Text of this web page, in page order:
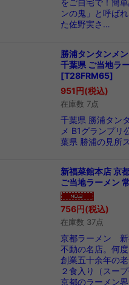
をご自宅で！簡
ンの鬼」と呼ば
た佐野実さ…
勝浦タンタンメ
千葉県 ご当地ラ
[T28FRM65]
951円(税込)
在庫数 7点
千葉県 勝浦タン
メ B1グランプ
葉県 勝浦の見
新福菜館本店 京
ご当地ラーメン
756円(税込)
在庫数 37点
京都ラーメン 新
不動の名店。何
創業五十余年の
２食入り（スー
京都のラーメン